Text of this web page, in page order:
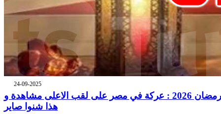
24-09-2025
رمضان 2026 : عركة في مصر على لقب الاعلى مشاهدة و
هذا شنوا صاير